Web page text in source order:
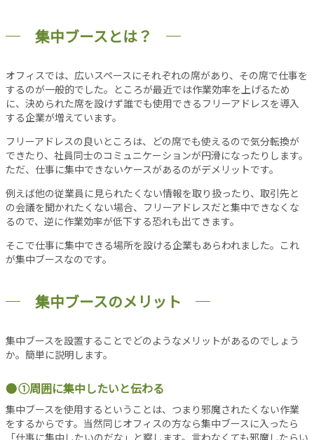
ベ
ー
ョ
ン
パ
テ
ー
シ
ョ
ン
オ
フ
ィ
防
コ
ム
各
種
集中ブースとは？
オフィスでは、広いスペースにそれぞれの席があり、その席で仕事を
するのが一般的でした。ところが最近では作業効率を上げるため
に、決められた席を設けず誰でも使用できるフリーアドレスを導入
する企業が増えています。
フリーアドレスの良いところは、どの席でも使えるので気分転換が
できたり、社員同士のコミュニケーションが円滑になったりします。
ただ、仕事に集中できないケースがあるのがデメリットです。
例えば他の従業員に見られたくない情報を取り扱ったり、取引先と
の会議を聞かれたくない場合、フリーアドレスだと集中できなくな
るので、逆に作業効率が低下する恐れも出てきます。
そこで仕事に集中できる場所を設ける企業もあらわれました。これ
が集中ブースなのです。
集中ブースのメリット
集中ブースを設置することでどのようなメリットがあるのでしょう
か。簡単に説明します。
①周囲に集中したいと伝わる
集中ブースを使用するということは、つまり邪魔されたくない作業
をするからです。当然同じオフィスの方なら集中ブースに入ったら
「仕事に集中したいのだな」と察します。言わなくても邪魔したらい